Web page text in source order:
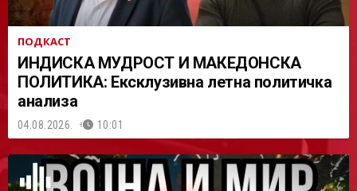
ПОДКАСТ
ИНДИСКА МУДРОСТ И МАКЕДОНСКА
ПОЛИТИКА: Ексклузивна летна политичка
анализа
04.08.2026. 10:01